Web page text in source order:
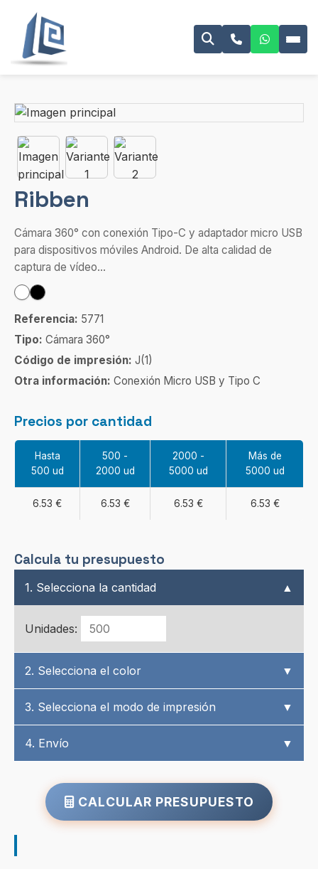
Ribben
Cámara 360° con conexión Tipo-C y adaptador micro USB
para dispositivos móviles Android. De alta calidad de
captura de vídeo...
Referencia: 5771
Tipo: Cámara 360°
Código de impresión: J(1)
Otra información: Conexión Micro USB y Tipo C
Precios por cantidad
Hasta
500 ud
500 -
2000 ud
2000 -
5000 ud
Más de
5000 ud
6.53 € 6.53 € 6.53 € 6.53 €
Calcula tu presupuesto
1. Selecciona la cantidad ▲
Unidades:
2. Selecciona el color ▼
3. Selecciona el modo de impresión ▼
4. Envío ▼
CALCULAR PRESUPUESTO